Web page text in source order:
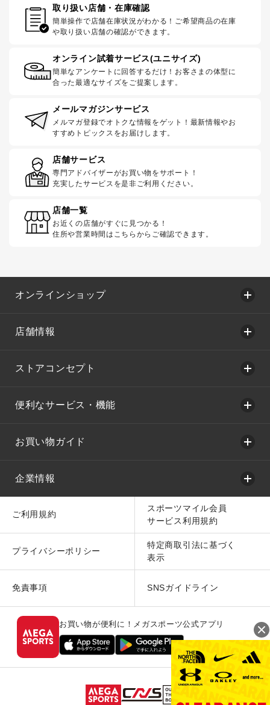
取り扱い店舗・在庫確認
簡単操作で店舗在庫状況がわかる！ご希望商品の在庫
や取り扱い店舗の確認ができます。
オンライン試着サービス(ユニサイズ)
簡単なアンケートに回答するだけ！お客さまの体型に
合った最適なサイズをご提案します。
メールマガジンサービス
メルマガ登録でオトクな情報をゲット！最新情報やお
すすめトピックスをお届けします。
店舗サービス
専門アドバイザーがお買い物をサポート！
充実したサービスを是非ご利用ください。
店舗一覧
お近くの店舗がすぐに見つかる！
住所や営業時間はこちらからご確認できます。
オンラインショップ
店舗情報
ストアコンセプト
便利なサービス・機能
お買い物ガイド
企業情報
ご利用規約
スポーツマイル会員
サービス利用規約
プライバシーポリシー
特定商取引法に基づく
表示
免責事項 SNSガイドライン
お買い物が便利に！メガスポーツ公式アプリ